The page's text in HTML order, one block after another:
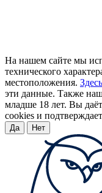
На нашем сайте мы
технического
местоположения. Здесь
эти данные. Также
младше 18 лет. Вы
cookies и
Да Нет